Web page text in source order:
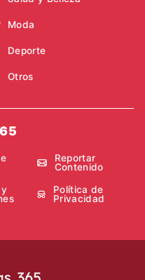
Moda
Deporte
Otros
Reportar
Contenido
Política de
Privacidad